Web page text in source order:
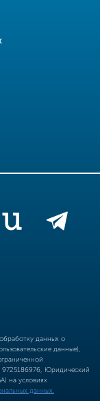
обработку данных о
данные),
9725186976, Юридический
на условиях
данных.